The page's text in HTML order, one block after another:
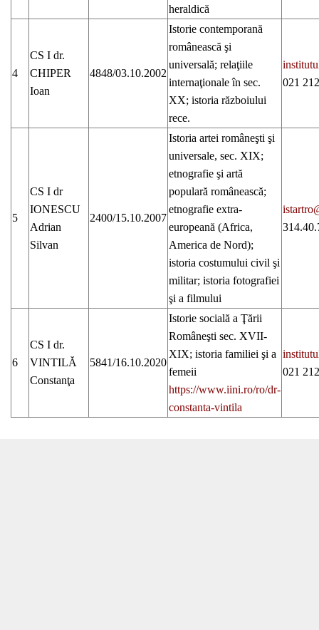
heraldică
4
CS I dr.
CHIPER
Ioan
4848/03.10.2002
Istorie contemporană
românească şi
universală; relaţiile
internaţionale în sec.
XX; istoria războiului
rece.
021
5
CS I dr
IONESCU
Adrian
Silvan
2400/15.10.2007
Istoria artei româneşti şi
universale, sec. XIX;
etnografie şi artă
populară românească;
etnografie extra-
europeană (Africa,
America de Nord);
istoria costumului civil şi
militar; istoria fotografiei
şi a filmului
6
CS I dr.
VINTILĂ
Constanţa
5841/16.10.2020
Istorie socială a Ţării
Româneşti sec. XVII-
XIX; istoria familiei şi a
femeii
https://www.iini.ro/ro/dr-
constanta-vintila
021